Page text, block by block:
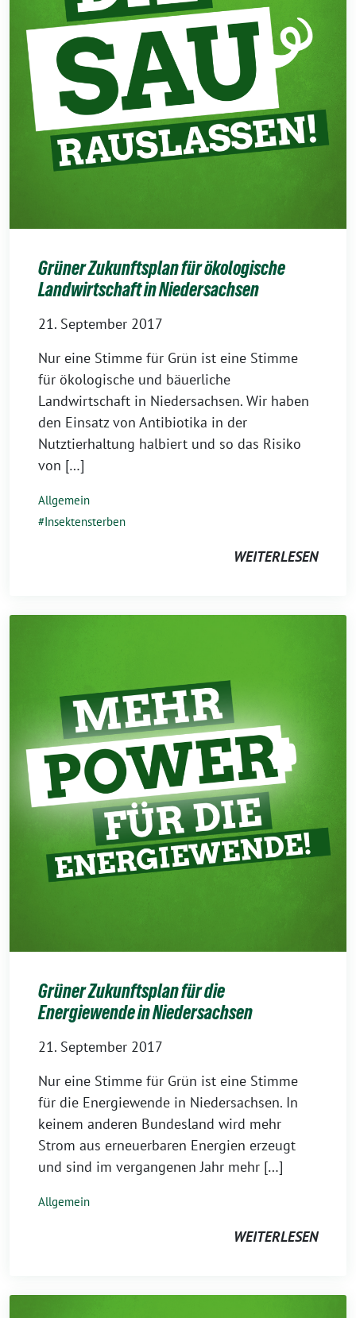
Grüner Zukunftsplan für ökologische
Landwirtschaft in Niedersachsen
21. September 2017
Nur eine Stimme für Grün ist eine Stimme
für ökologische und bäuerliche
Landwirtschaft in Niedersachsen. Wir haben
den Einsatz von Antibiotika in der
Nutztierhaltung halbiert und so das Risiko
von […]
Allgemein
Insektensterben
WEITERLESEN
Grüner Zukunftsplan für die
Energiewende in Niedersachsen
21. September 2017
Nur eine Stimme für Grün ist eine Stimme
für die Energiewende in Niedersachsen. In
keinem anderen Bundesland wird mehr
Strom aus erneuerbaren Energien erzeugt
und sind im vergangenen Jahr mehr […]
Allgemein
WEITERLESEN